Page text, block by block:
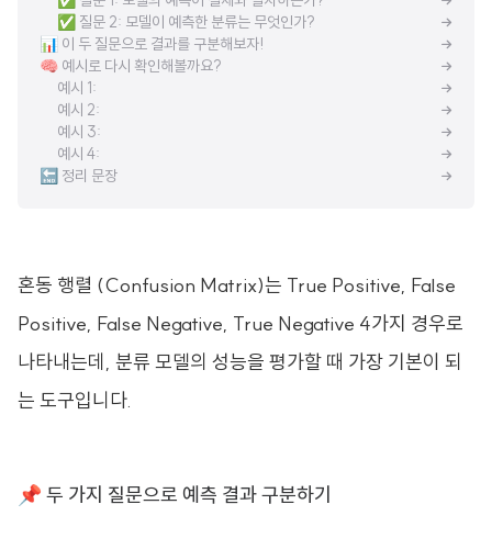
✅ 질문 2: 모델이 예측한 분류는 무엇인가?
📊 이 두 질문으로 결과를 구분해보자!
🧠 예시로 다시 확인해볼까요?
예시 1:
예시 2:
예시 3:
예시 4:
🔚 정리 문장
혼동 행렬 (Confusion Matrix)는 True Positive, False
Positive, False Negative, True Negative 4가지 경우로
나타내는데, 분류 모델의 성능을 평가할 때 가장 기본이 되
는 도구입니다.
📌 두 가지 질문으로 예측 결과 구분하기